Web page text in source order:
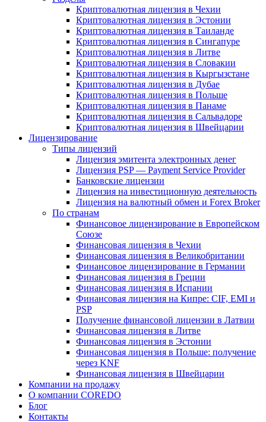
Криптовалютная лицензия в Чехии
Криптовалютная лицензия в Эстонии
Криптовалютная лицензия в Таиланде
Криптовалютная лицензия в Сингапуре
Криптовалютная лицензия в Литве
Криптовалютная лицензия в Словакии
Криптовалютная лицензия в Кыргызстане
Криптовалютная лицензия в Дубае
Криптовалютная лицензия в Польше
Криптовалютная лицензия в Панаме
Криптовалютная лицензия в Сальвадоре
Криптовалютная лицензия в Швейцарии
Лицензирование
Типы лицензий
Лицензия эмитента электронных денег
Лицензия PSP — Payment Service Provider
Банковские лицензии
Лицензия на инвестиционную деятельность
Лицензия на валютный обмен и Forex Broker
По странам
Финансовое лицензирование в Европейском
Союзе
Финансовая лицензия в Чехии
Финансовая лицензия в Великобритании
Финансовое лицензирование в Германии
Финансовая лицензия в Греции
Финансовая лицензия в Испании
Финансовая лицензия на Кипре: CIF, EMI и
PSP
Получение финансовой лицензии в Латвии
Финансовая лицензия в Литве
Финансовая лицензия в Эстонии
Финансовая лицензия в Польше: получение
через KNF
Финансовая лицензия в Швейцарии
Компании на продажу
О компании COREDO
Блог
Контакты